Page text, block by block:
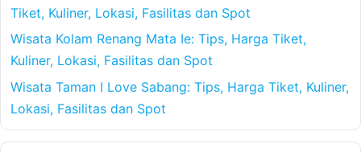
Tiket, Kuliner, Lokasi, Fasilitas dan Spot
Wisata Kolam Renang Mata Ie: Tips, Harga Tiket,
Kuliner, Lokasi, Fasilitas dan Spot
Wisata Taman I Love Sabang: Tips, Harga Tiket, Kuliner,
Lokasi, Fasilitas dan Spot